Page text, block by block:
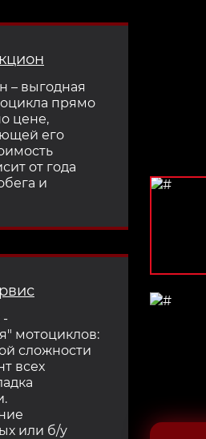
– выгодная
прямо
цене,
его
от года
и
-
мотоциклов:
сложности
всех
или б/у